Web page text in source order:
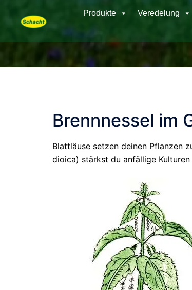
Produkte Veredelung
Brennnessel im
Blattläuse setzen deinen Pflanzen
dioica) stärkst du anfällige